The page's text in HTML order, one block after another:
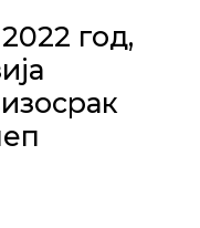
год,